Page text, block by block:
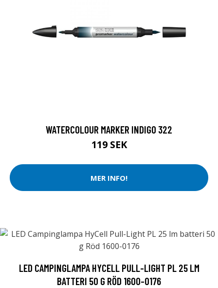
WATERCOLOUR MARKER INDIGO 322
119 SEK
MER INFO!
LED CAMPINGLAMPA HYCELL PULL-LIGHT PL 25 LM
BATTERI 50 G RÖD 1600-0176